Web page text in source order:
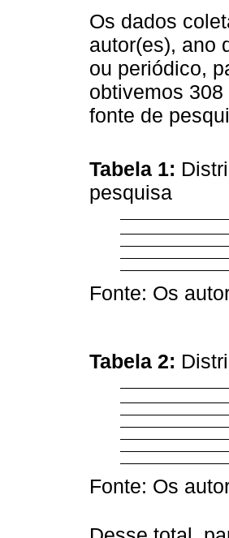
Os dados
autor(es), ano
ou periódico,
obtivemos
fonte de
Tabela 1:
pesquisa
Fonte: Os
Tabela 2:
Fonte: Os